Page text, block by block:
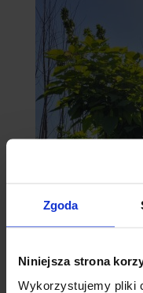
Zgoda
Niniejsza strona
Wykorzystujemy pliki